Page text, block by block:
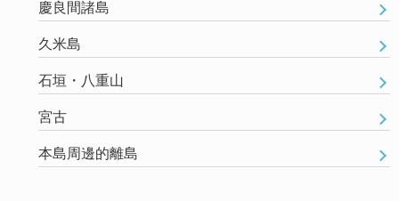
慶良間諸島
久米島
石垣・八重山
宮古
本島周邊的離島